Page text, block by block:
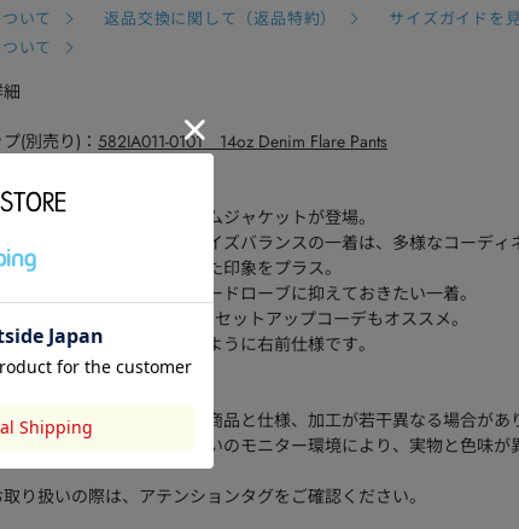
いて 返品交換に関して（返品特約）
サイズガイドを
いて
(別売り)： 582IA011-0101 14oz Denim Flare Pants
を使用した定番的なデニムジャケットが登場。
グがカッコよく仕上がるサイズバランスの一着は、多様なコーディ
る色落ち具合は、こなれた印象をプラス。
く品のある大人デニムはワードローブに抑えておきたい一着。
の[14oz Denim Flare Pants]とセットアップコーデもオススメ。
ニセックスで着用できるように右前仕様です。
はサンプルです。実際の商品と仕様、加工が若干異なる場合があ
品は光の照射や角度、お使いのモニター環境により、実物と色味が
り扱いの際は、アテンションタグをご確認ください。